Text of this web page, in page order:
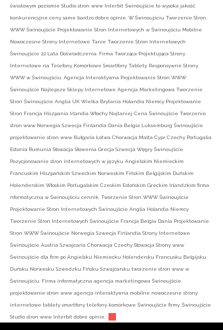
światowym poziomie Studio stron www Interbit Świnoujście to wysoka jakość
konkurencyjne ceny same bardzo dobre opinie. W Świnoujściu Tworzenie Stron
WWW Świnoujście Projektowanie Stron Internetowych w Świnoujściu Mobilne
Nowoczesne Strony Internetowe Tanie Tworzenie Stron Internetowych
Świnoujście 22 Lata Doświadczenia. Firma Tworząca Projektująca Strony
Internetowe na Telefony Komórkowe Smartfony Tablety. Responsywne Strony
WWW w Świnoujściu. Agencja Interaktywna Projektowanie Stron WWW
Świnoujście Najlepsze Sklepy Internetowe Agencja Marketingowa Tworzenie
Stron Świnoujście Anglia UK Wielka Brytania Holandia Niemcy Projektowanie
Stron Francja Hiszpania Irlandia Włochy Najtaniej Cena Świnoujście Tworzenie
stron www Norwegia Szwecja Finlandia Dania Belgia Luksemburg Świnoujście
projektowanie stron www Bułgaria Łotwa Chorwacja Malta Cypr Czechy Portugalia
Estonia Rumunia Słowacja Słowenia Grecja Szwecja Węgry Świnoujście
Pozycjonowanie stron internetowych w języku Angielskim Niemieckim
Francuskim Hiszpańskim Szweckim Norweskim Fińskim Belgijskim Duńskim
Holenderskim Włoskim Portugalskim Czeskim Estońskim Greckim Irlandzkim firma
nformatyczna w Świnoujściu cennik. Tworzenie Stron WWW Świnoujście
Projektowanie Stron Internetowych Świnoujście Anglia Holandia Niemcy
Tworzenie Stron Internetowych Świnoujście Francja Belgia Dania Projektowanie
Stron WWW Świnoujście Norwegia Szwecja Finlandia Strony Internetowe
Świnoujście Austria Szwajcaria Chorwacja Czechy Słowacja Strony www
Świnoujście dla firm po Angielsku Niemiecku Holendersku Francusku Belgijsku
Duńsku Norwesku Szwedzku Fińsku Szwajcarsku tworzenie stron www w
Świnoujściu. Firma informatyczna agencja marketingowa Świnoujście
projektowanie stron www agencja interaktywna mobilne nowoczesne strony
internetowe tablety smartfony telefony komórkowe Świnoujście firmy. Świnoujście
Studio stron www Interbit dobre opinie.: